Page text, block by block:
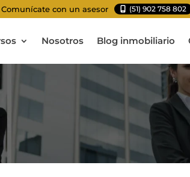
Comunícate con un asesor (51) 902 758 802
Nosotros Blog inmobiliario